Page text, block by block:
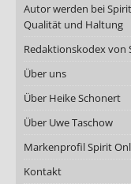
Autor werden bei
Qualität und Haltung
Redaktionskodex von
Über uns
Über Heike Schonert
Über Uwe Taschow
Markenprofil Spirit
Kontakt